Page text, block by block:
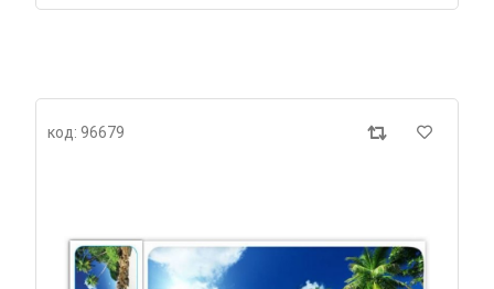
код: 96679